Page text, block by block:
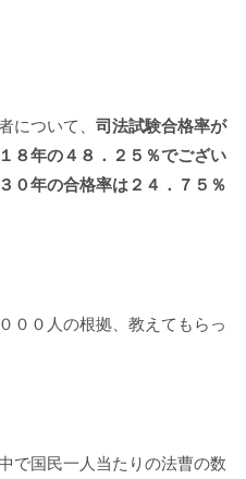
について、 司法試験合格率が
８年の４８．２５％でござい
０年の合格率は２４．７５％
００人の根拠、教えてもらっ
で国民一人当たりの法曹の数